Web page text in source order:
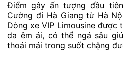
Điểm gây ấn tượng đầu
Cường đi Hà Giang từ Hà
Dòng xe VIP Limousine được
da êm ái, có thể ngả sâu
thoải mái trong suốt chặng